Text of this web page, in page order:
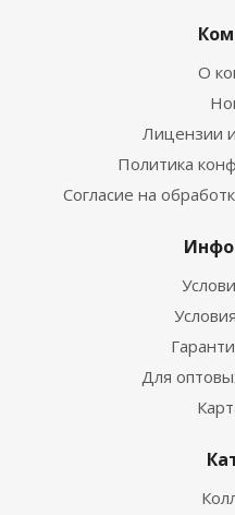
О
Лицензии
Политика
Согласие на
Для